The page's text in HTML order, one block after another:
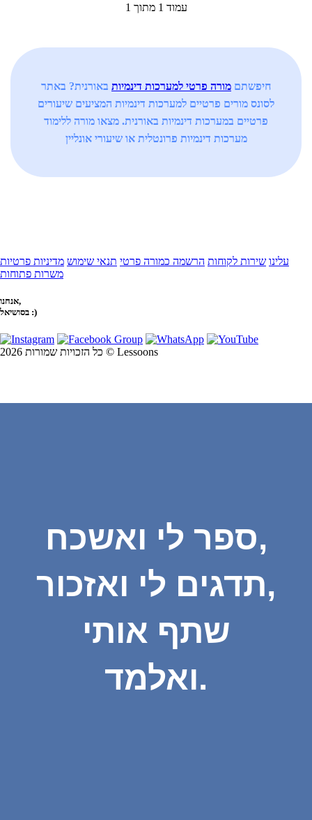
עמוד 1 מתוך 1
חיפשתם מורה פרטי למערכות דינמיות באורנית? באתר
לסונס מורים פרטיים למערכות דינמיות המציעים שיעורים
פרטיים במערכות דינמיות באורנית. מצאו מורה ללימוד
מערכות דינמיות פרונטלית או שיעורי אונליין
עלינו שירות לקוחות הרשמה כמורה פרטי תנאי שימוש מדיניות פרטיות
משרות פתוחות
אנחנו,
בסושיאל :)
כל הזכויות שמורות 2026 © Lessoons
ספר לי ואשכח,
תדגים לי ואזכור,
שתף אותי
ואלמד.